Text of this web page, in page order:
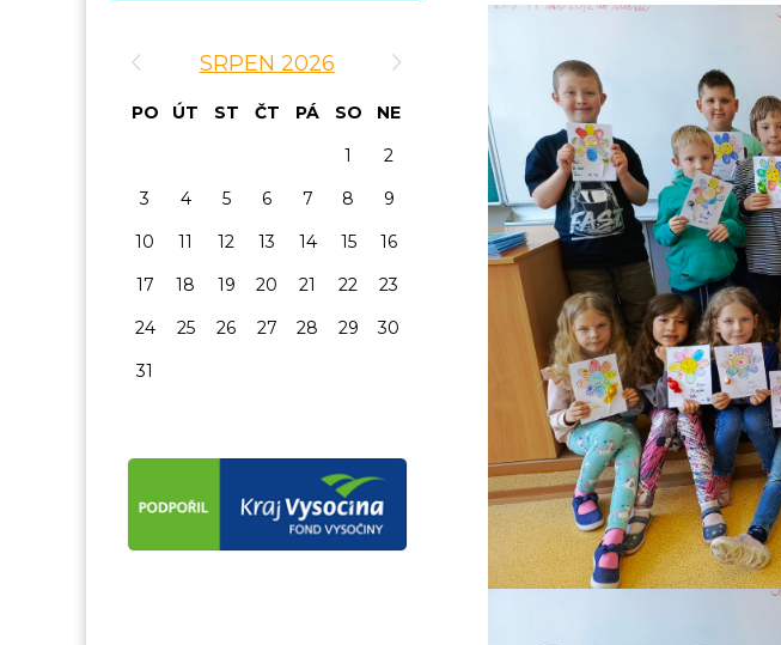
SRPEN 2026
PO ÚT ST ČT PÁ SO
NE
1
2
3
4 5 6 7 8
9
10
11 12 13 14 15
16
17
18 19 20 21 22
23
24
25 26 27 28 29
30
31